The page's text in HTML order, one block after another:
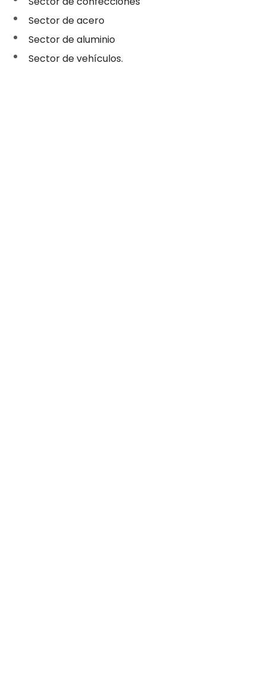
Sector de acero
Sector de aluminio
Sector de vehículos.